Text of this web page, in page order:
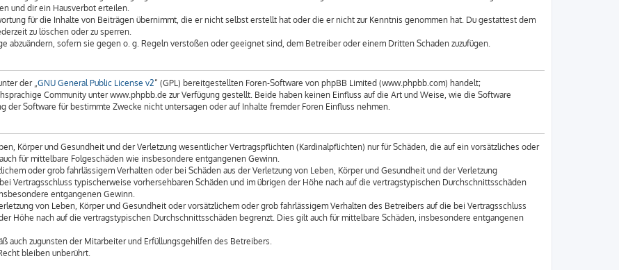
und dir ein Hausverbot erteilen.
für die Inhalte von Beiträgen übernimmt, die er nicht selbst erstellt hat oder die er nicht zur Kenntnis genommen hat. Du gestattest dem
zu löschen oder zu sperren.
abzuändern, sofern sie gegen o. g. Regeln verstoßen oder geeignet sind, dem Betreiber oder einem Dritten Schaden zuzufügen.
der „GNU General Public License v2“ (GPL) bereitgestellten Foren-Software von phpBB Limited (www.phpbb.com) handelt;
Community unter www.phpbb.de zur Verfügung gestellt. Beide haben keinen Einfluss auf die Art und Weise, wie die Software
der Software für bestimmte Zwecke nicht untersagen oder auf Inhalte fremder Foren Einfluss nehmen.
Körper und Gesundheit und der Verletzung wesentlicher Vertragspflichten (Kardinalpflichten) nur für Schäden, die auf ein vorsätzliches oder
für mittelbare Folgeschäden wie insbesondere entgangenen Gewinn.
oder grob fahrlässigem Verhalten oder bei Schäden aus der Verletzung von Leben, Körper und Gesundheit und der Verletzung
Vertragsschluss typischerweise vorhersehbaren Schäden und im übrigen der Höhe nach auf die vertragstypischen Durchschnittsschäden
entgangenen Gewinn.
von Leben, Körper und Gesundheit oder vorsätzlichem oder grob fahrlässigem Verhalten des Betreibers auf die bei Vertragsschluss
Höhe nach auf die vertragstypischen Durchschnittsschäden begrenzt. Dies gilt auch für mittelbare Schäden, insbesondere entgangenen
auch zugunsten der Mitarbeiter und Erfüllungsgehilfen des Betreibers.
bleiben unberührt.